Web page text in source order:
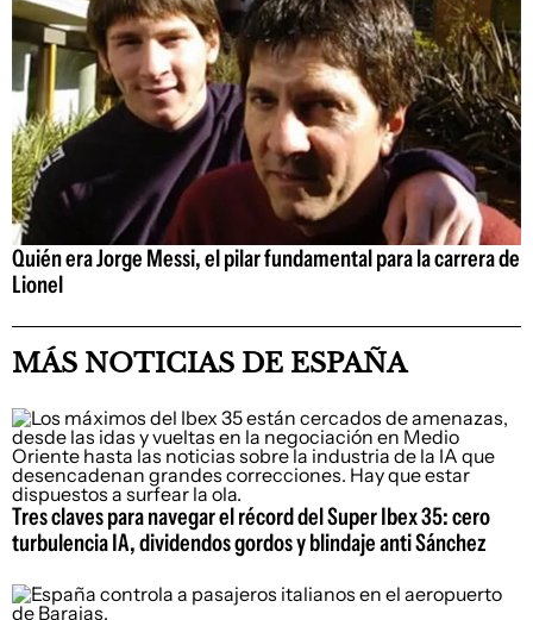
Quién era Jorge Messi, el pilar fundamental para la carrera de
Lionel
MÁS NOTICIAS DE ESPAÑA
Tres claves para navegar el récord del Super Ibex 35: cero
turbulencia IA, dividendos gordos y blindaje anti Sánchez